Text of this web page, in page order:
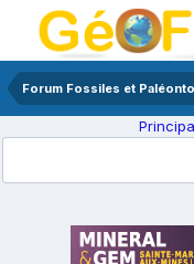
Forum Fossiles et